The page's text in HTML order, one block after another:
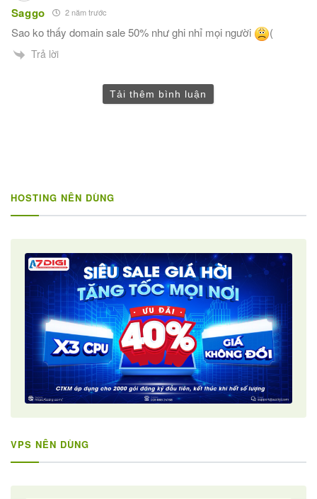
Saggo 2 năm trước
Sao ko thấy domain sale 50% như ghi nhỉ mọi người (
Trả lời
Tải thêm bình luận
HOSTING NÊN DÙNG
VPS NÊN DÙNG